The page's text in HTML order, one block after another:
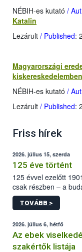
NÉBIH-es kutató /
Katalin
Lezárult / Published:
Magyarországi
kiskereskedelemben
NÉBIH-es kutató /
Lezárult / Published:
Friss hírek
2026. július 15, szerda
125 éve történt
125 évvel ezelőtt
csak részben – a
állomás a Kis Rókus
tervezett új épületébe.
TOVÁBB >
2026. július 6, hétfő
Az ebek
szakértők listája